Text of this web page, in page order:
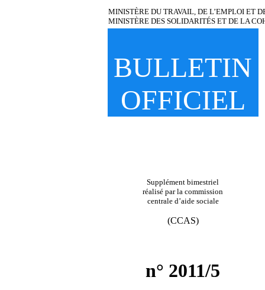
MINISTÈRE DU TRAVAIL, DE L’EMPLOI ET
MINISTÈRE DES SOLIDARITÉS ET DE LA
BULLETIN
OFFICIEL
Supplément bimestriel
réalisé par la commission
centrale d’aide sociale
(CCAS)
n° 2011/5